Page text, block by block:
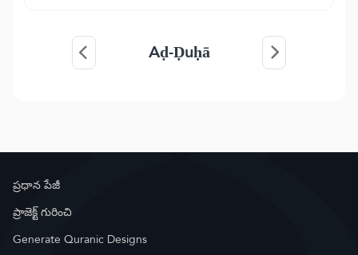
Aḍ-Ḍuḥā
ప్రధాన పేజీ
ప్రాజెక్ట్ గురించి
Generate Quranic Designs